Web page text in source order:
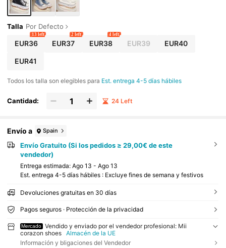
Talla Por Defecto
EUR36
13 left
EUR37
2 left
EUR38
4 left
EUR39 EUR40
EUR41
Todos los talla son elegibles para Est. entrega 4-5 días hábiles
Cantidad: 24 Left
Envío a Spain
Envío Gratuito (Si los pedidos ≥ 29,00€ de este
vendedor)
Entrega estimada: Ago 13 - Ago 13
Est. entrega 4-5 días hábiles : Excluye fines de semana y festivos
Devoluciones gratuitas en 30 días
Pagos seguros · Protección de la privacidad
Mercado
Vendido y enviado por el vendedor profesional: Mii
corazon shoes
Almacén de la UE
Información y bligaciones del Vendedor